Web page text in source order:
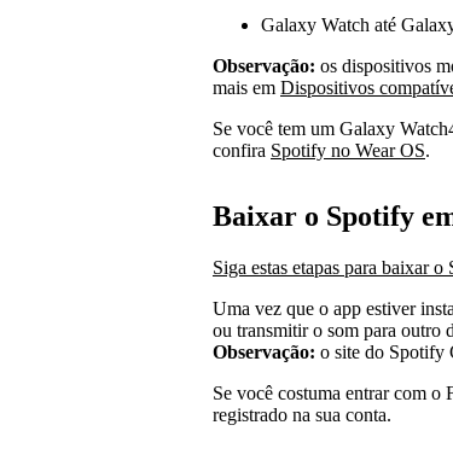
Galaxy Watch até
Observação: os dispositivos
mais em Dispositivos
Se você tem um Galaxy
confira Spotify no Wear OS.
Baixar o Spotify
Siga estas etapas para baixar
Uma vez que o app estiver
ou transmitir o som para outro
Observação: o site do Spotify
Se você costuma entrar com o
registrado na sua conta.